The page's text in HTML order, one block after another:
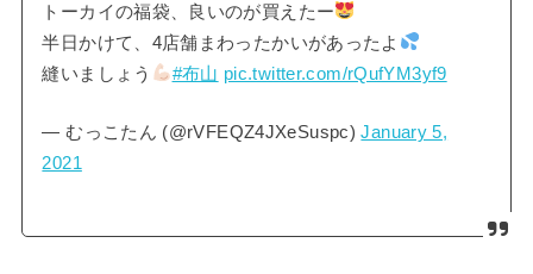
トーカイの福袋、良いのが買えたー
半日かけて、4店舗まわったかいがあったよ
縫いましょう
#布山 pic.twitter.com/rQufYM3yf9
— むっこたん (@rVFEQZ4JXeSuspc)January 5,
2021